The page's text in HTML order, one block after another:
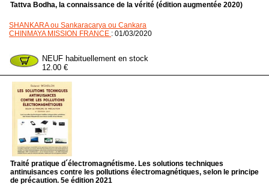
Tattva Bodha, la connaissance de la vérité (édition augmentée 2020)
SHANKARA ou Sankaracarya ou Cankara
CHINMAYA MISSION FRANCE : 01/03/2020
NEUF habituellement en stock
12.00 €
Traité pratique d´électromagnétisme. Les solutions techniques
antinuisances contre les pollutions électromagnétiques, selon le principe
de précaution. 5e édition 2021